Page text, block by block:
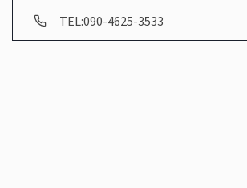
TEL:090-4625-3533